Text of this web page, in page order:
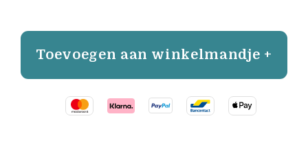
Toevoegen aan winkelmandje +